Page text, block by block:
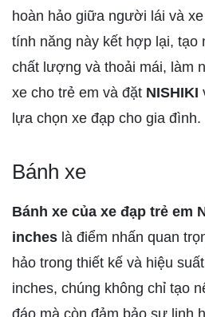
hoàn hảo giữa người lái và
tính năng này kết hợp lại, tạo
chất lượng và thoải mái, làm
xe cho trẻ em và đặt NISHIKI
lựa chọn xe đạp cho gia đình.
Bánh xe
Bánh xe của xe đạp trẻ em
inches là điểm nhấn quan
hảo trong thiết kế và hiệu
inches, chúng không chỉ tạo